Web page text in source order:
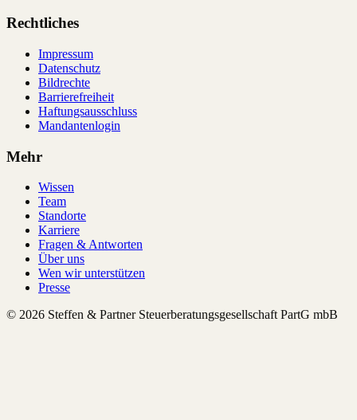
Rechtliches
Impressum
Datenschutz
Bildrechte
Barrierefreiheit
Haftungsausschluss
Mandantenlogin
Mehr
Wissen
Team
Standorte
Karriere
Fragen & Antworten
Über uns
Wen wir unterstützen
Presse
© 2026 Steffen & Partner Steuerberatungsgesellschaft PartG mbB